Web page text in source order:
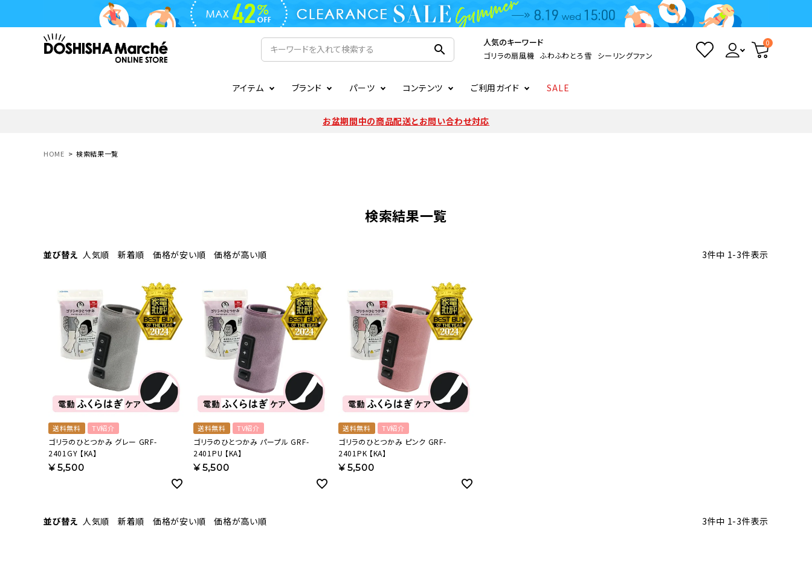
search 人気のキーワード
ゴリラの扇風機 ふわふわとろ雪 シーリングファン
0
アイテム
クールケア用品
掃除機
ディスプレイ
ブランド
CIRCULIGHT
オンドゾーン
パーツ
照明関連
コンテンツ ご利用ガイド
送料とお支払いについて 注文確認メールの未着について
領収書について
SALE
お盆期間中の商品配送とお問い合わせ対応
HOME 検索結果一覧
検索結果一覧
並び替え 人気順 新着順 価格が安い順 価格が高い順 3件中 1-3件表示
送料無料 TV紹介
ゴリラのひとつかみ グレー GRF-
2401GY 【KA】
¥5,500
送料無料 TV紹介
ゴリラのひとつかみ パープル GRF-
2401PU 【KA】
¥5,500
送料無料 TV紹介
ゴリラのひとつかみ ピンク GRF-
2401PK 【KA】
¥5,500
並び替え 人気順 新着順 価格が安い順 価格が高い順 3件中 1-3件表示